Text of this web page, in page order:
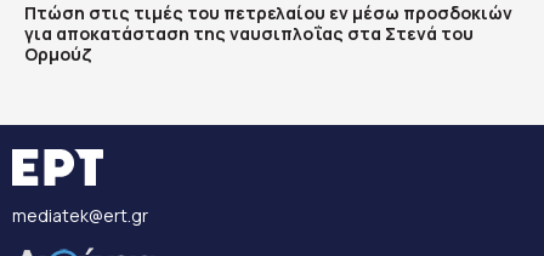
Πτώση στις τιμές του πετρελαίου εν μέσω προσδοκιών
για αποκατάσταση της ναυσιπλοΐας στα Στενά του
Ορμούζ
mediatek@ert.gr